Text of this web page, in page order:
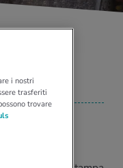
i nostri
trasferiti
trovare